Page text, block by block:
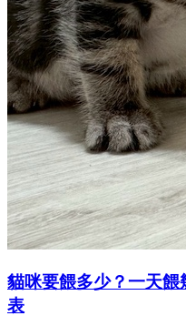
貓咪要餵多少？一天
表